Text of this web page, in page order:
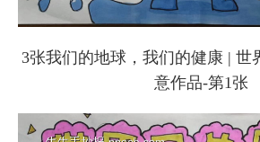
3张我们的地球，我们的健康 | 世
意作品-第1张